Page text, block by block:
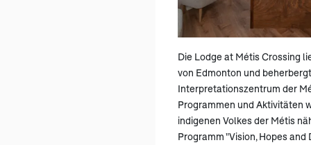
Die Lodge at Métis Crossing
von Edmonton und
Interpretationszentrum der
Programmen und Aktivitäten
indigenen Volkes der Métis
Programm "Vision, Hopes